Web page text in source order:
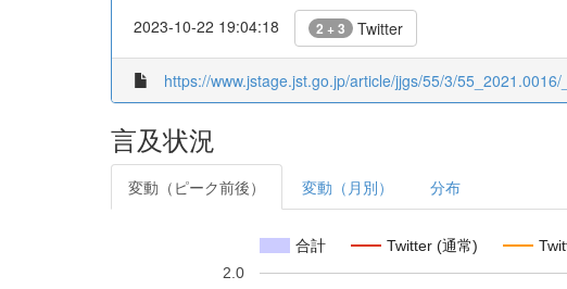
2023-10-22 19:04:18 2 + 3 Twitter
https://www.jstage.jst.go.jp/article/jjgs/55/3/
言及状況
変動（ピーク前後） 変動（月別） 分布
合計 Twitter (通常)
2.0